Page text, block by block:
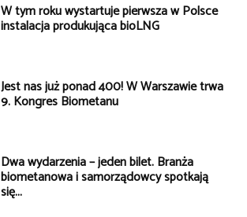
W tym roku wystartuje pierwsza w Polsce
instalacja produkująca bioLNG
Jest nas już ponad 400! W Warszawie trwa
9. Kongres Biometanu
Dwa wydarzenia – jeden bilet. Branża
biometanowa i samorządowcy spotkają
się...